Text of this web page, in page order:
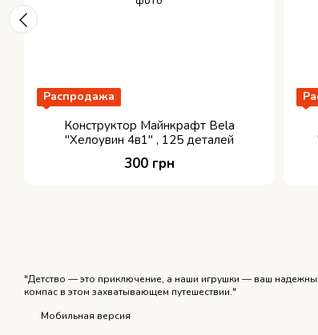
Распродажа
Конструктор Майнкрафт Bela
"Хелоувин 4в1" , 125 деталей
300 грн
"Детство — это приключение, а наши игрушки — ваш
компас в этом захватывающем путешествии."
Мобильная версия